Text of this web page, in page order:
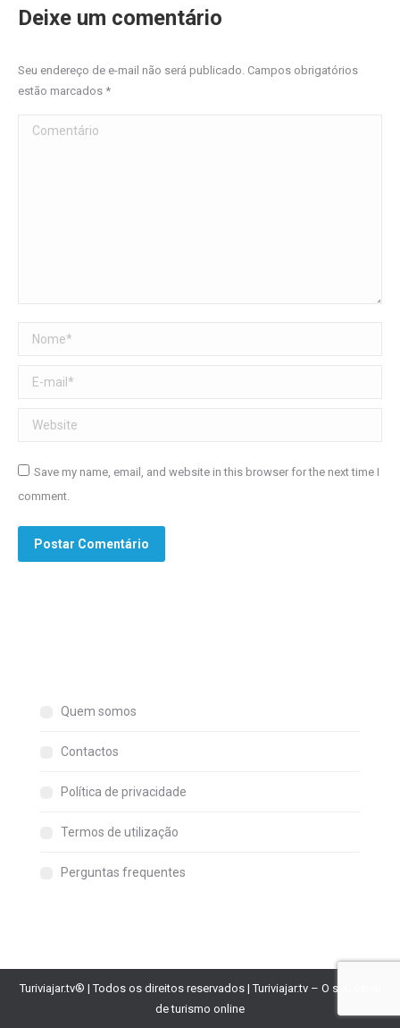
Deixe um comentário
Seu endereço de e-mail não será publicado. Campos obrigatórios
estão marcados *
Comentário
Nome *
E-mail *
Website
Save my name, email, and website in this browser for the next time I
comment.
Postar Comentário
Quem somos
Contactos
Política de privacidade
Termos de utilização
Perguntas frequentes
Turiviajar.tv® | Todos os direitos reservados | Turiviajar.tv – O seu canal
de turismo online